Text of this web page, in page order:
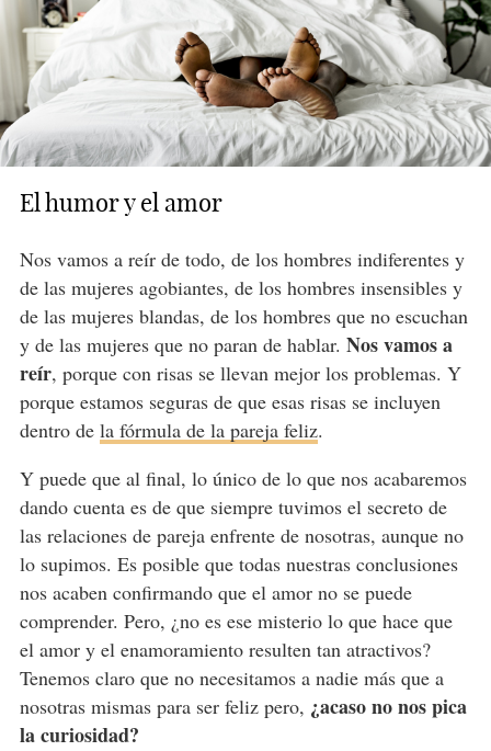
El humor y el amor
Nos vamos a reír de todo, de los hombres indiferentes y
de las mujeres agobiantes, de los hombres insensibles y
de las mujeres blandas, de los hombres que no escuchan
y de las mujeres que no paran de hablar. Nos vamos a
reír, porque con risas se llevan mejor los problemas. Y
porque estamos seguras de que esas risas se incluyen
dentro de la fórmula de la pareja feliz.
Y puede que al final, lo único de lo que nos acabaremos
dando cuenta es de que siempre tuvimos el secreto de
las relaciones de pareja enfrente de nosotras, aunque no
lo supimos. Es posible que todas nuestras conclusiones
nos acaben confirmando que el amor no se puede
comprender. Pero, ¿no es ese misterio lo que hace que
el amor y el enamoramiento resulten tan atractivos?
Tenemos claro que no necesitamos a nadie más que a
nosotras mismas para ser feliz pero, ¿acaso no nos pica
la curiosidad?